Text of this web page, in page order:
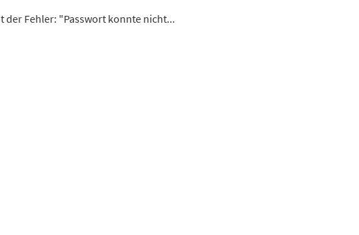
der Fehler: "Passwort konnte nicht...